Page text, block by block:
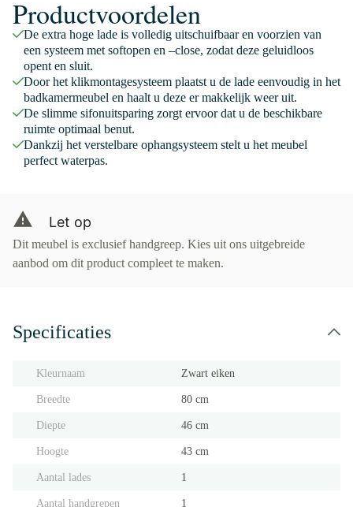
Productvoordelen
De extra hoge lade is volledig uitschuifbaar en voorzien van
een systeem met softopen en –close, zodat deze geluidloos
opent en sluit.
Door het klikmontagesysteem plaatst u de lade eenvoudig in het
badkamermeubel en haalt u deze er makkelijk weer uit.
De slimme sifonuitsparing zorgt ervoor dat u de beschikbare
ruimte optimaal benut.
Dankzij het verstelbare ophangsysteem stelt u het meubel
perfect waterpas.
Let op
Dit meubel is exclusief handgreep. Kies uit ons uitgebreide
aanbod om dit product compleet te maken.
Specificaties
Kleurnaam Zwart eiken
Breedte 80 cm
Diepte 46 cm
Hoogte 43 cm
Aantal lades 1
Aantal handgrepen 1